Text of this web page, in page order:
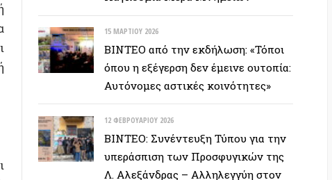
28 ΙΟΥΝΊΟΥ 2026
Colin Ward: Ο σπόρος κάτω απο το
χιόνι (Autonomedia, 2001)
15 ΙΟΥΝΊΟΥ 2026
Συνέντευξη Zygmunt Bauman: Η
ρευστή νεωτερικότητα
(Autonomedia, 2001)